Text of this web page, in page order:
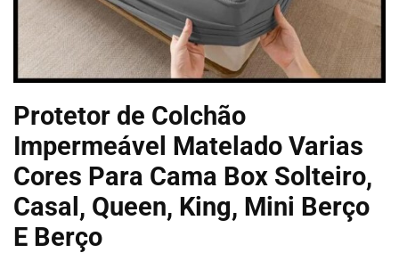
Protetor de Colchão
Impermeável Matelado Varias
Cores Para Cama Box Solteiro,
Casal, Queen, King, Mini Berço
E Berço